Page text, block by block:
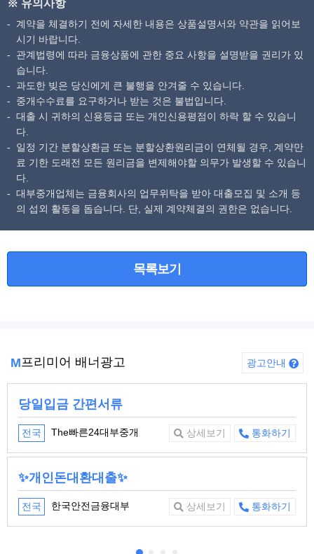
※ 유의사항
계약을 체결하기 전에 자세한 내용은 상품설명서와 약관을 읽어보
시기 바랍니다.
관계법령에 따라 금융상품에 관한 중요 사항을 설명받을 권리가 있
습니다.
과도한 빚은 당신에게 큰 불행을 안겨줄 수 있습니다.
중개수수료를 요구하거나 받는 것은 불법입니다.
대출 시 귀하의 신용등급 또는 개인신용평점이 하락 할 수 있습니
다.
일정 기간 분할상환금 또는 분할상환원리금이 연체될 경우, 계약만
료 기한 도래전 모든 원리금을 변제해야할 의무가 발생할 수 있습니
다.
대부중개업체는 금융회사의 업무위탁을 받아 대출모집 및 소개 등
의 섭외 활동을 돕습니다. 단, 실제 계약체결의 권한은 없습니다.
목록보기
M프리미어 배너광고 광고안내
당일입금 간편서류
전국 The빠른24대부중개 상세보기 통화하기
✨개인돈대환대출✨
전국 한국안전금융대부 상세보기 통화하기